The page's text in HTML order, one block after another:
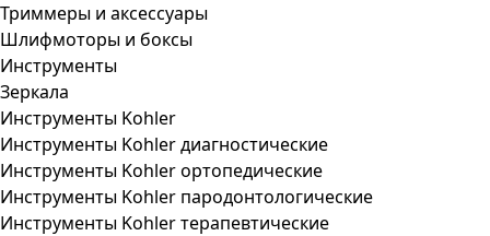
Триммеры и аксессуары
Шлифмоторы и боксы
Инструменты
Зеркала
Инструменты Kohler
Инструменты Kohler диагностические
Инструменты Kohler ортопедические
Инструменты Kohler пародонтологические
Инструменты Kohler терапевтические